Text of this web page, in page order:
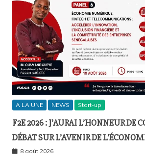
A LA UNE NEWS Start-up
F2E 2026 : J’AURAI L’HONNEUR DE
DÉBAT SUR L’AVENIR DE
SÉNÉGALAISE
8 août 2026